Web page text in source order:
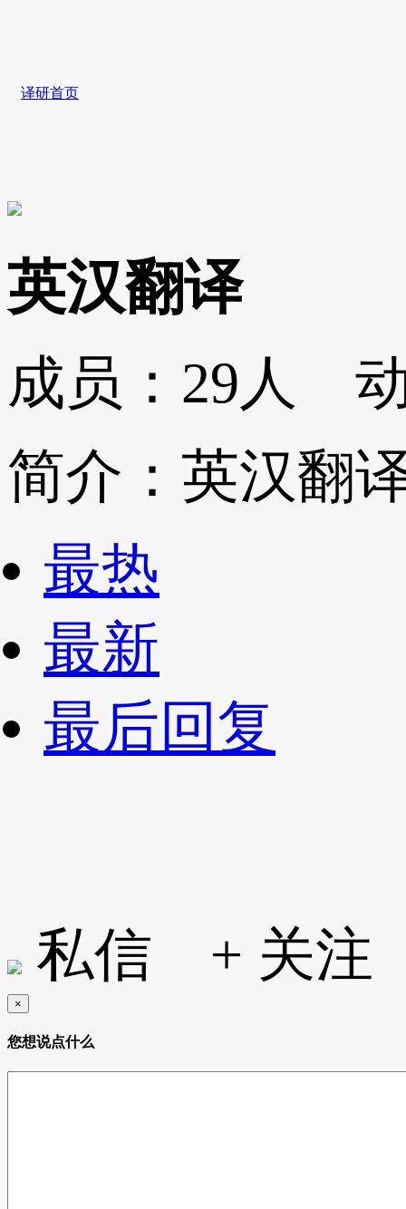
译研首页
英汉翻译
成员： 29人
简介：英汉翻
最热
最新
最后回复
私信 + 关注
×
您想说点什么